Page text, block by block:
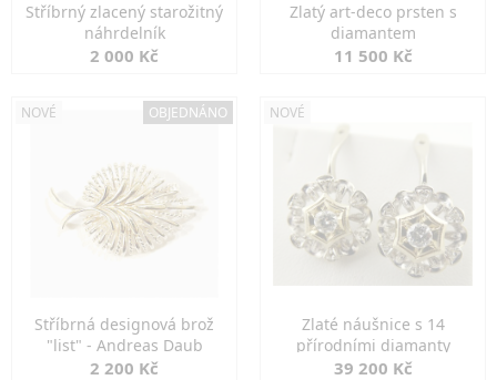
Stříbrný zlacený starožitný
náhrdelník
2 000 Kč
Zlatý art-deco prsten s
diamantem
11 500 Kč
NOVÉ OBJEDNÁNO
Stříbrná designová brož
"list" - Andreas Daub
2 200 Kč
NOVÉ
Zlaté náušnice s 14
přírodními diamanty
39 200 Kč